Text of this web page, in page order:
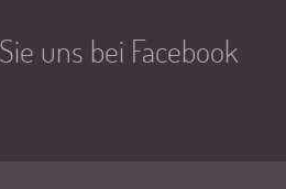
uns bei Facebook